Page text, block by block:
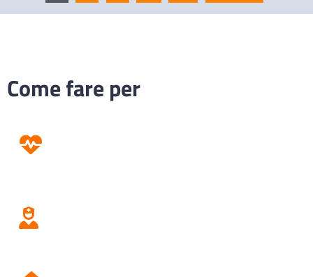
Come fare per